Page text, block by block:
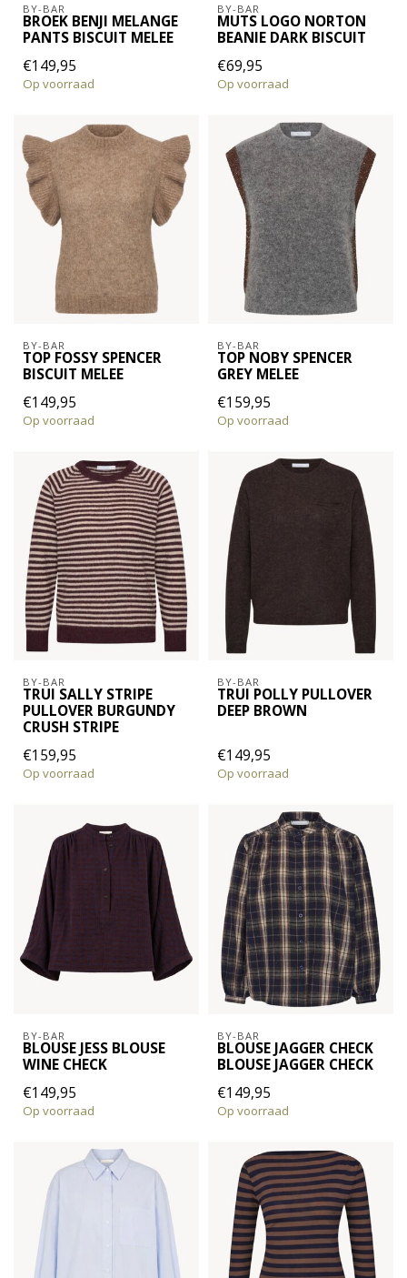
BY-BAR
BROEK BENJI MELANGE
PANTS BISCUIT MELEE
€149,95
Op voorraad
BY-BAR
MUTS LOGO NORTON
BEANIE DARK BISCUIT
€69,95
Op voorraad
BY-BAR
TOP FOSSY SPENCER
BISCUIT MELEE
€149,95
Op voorraad
BY-BAR
TOP NOBY SPENCER
GREY MELEE
€159,95
Op voorraad
BY-BAR
TRUI SALLY STRIPE
PULLOVER BURGUNDY
CRUSH STRIPE
€159,95
Op voorraad
BY-BAR
TRUI POLLY PULLOVER
DEEP BROWN
€149,95
Op voorraad
BY-BAR
BLOUSE JESS BLOUSE
WINE CHECK
€149,95
Op voorraad
BY-BAR
BLOUSE JAGGER CHECK
BLOUSE JAGGER CHECK
€149,95
Op voorraad